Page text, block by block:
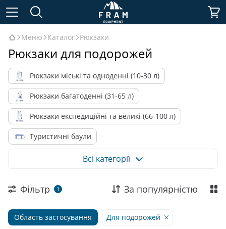
Меню Каталог Рюкзаки
Рюкзаки для подорожей
Рюкзаки міські та одноденні (10-30 л)
Рюкзаки багатоденні (31-65 л)
Рюкзаки експедиційні та великі (66-100 л)
Туристичні баули
Рюкзаки та баули для військових
Рюкзаки за матеріалом
Аксесуари для рюкзаків
Всі категорії
Фільтр 1 За популярністю
Область застосування Для подорожей